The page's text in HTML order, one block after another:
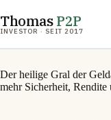
Inhalt
springen
ThomasP2P
INVESTOR · SEIT 2017
Der heilige Gral der
mehr Sicherheit,